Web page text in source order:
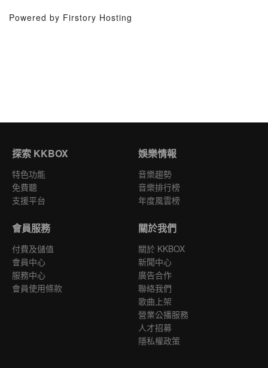
Powered by Firstory Hosting
探索 KKBOX
特色功能
免費聽
支援平台
娛樂情報
音樂趨勢
音樂排行榜
年度風雲榜
會員服務
付費及儲值
會員中心
服務中心
會員使用條款
關於我們
關於 KKBOX
新聞中心
廣告合作
聯絡我們
歌曲上架
營業公播服務
人才招募
隱私權政策